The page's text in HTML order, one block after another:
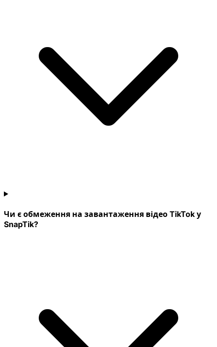
Чи є обмеження на завантаження відео TikTok у
SnapTik?